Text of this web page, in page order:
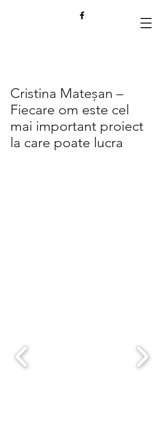
Cristina Mateșan –
Fiecare om este cel
mai important proiect
la care poate lucra